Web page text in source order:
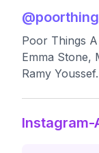
@
Poor Things
Emma Stone,
Ramy